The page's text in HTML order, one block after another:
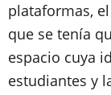
plataformas,
que se tenía
espacio cuya
estudiantes y